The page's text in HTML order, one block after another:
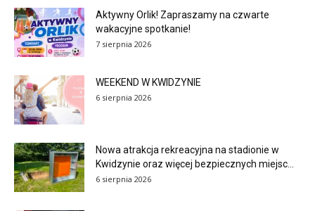
Aktywny Orlik! Zapraszamy na czwarte
wakacyjne spotkanie!
7 sierpnia 2026
WEEKEND W KWIDZYNIE
6 sierpnia 2026
Nowa atrakcja rekreacyjna na stadionie w
Kwidzynie oraz więcej bezpiecznych miejsc...
6 sierpnia 2026